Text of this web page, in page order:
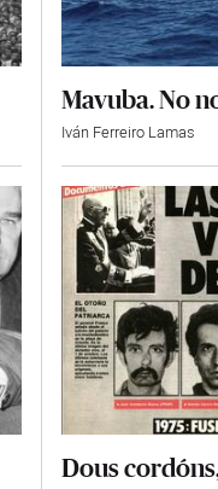
Mavuba. No
Iván Ferreiro Lamas
Dous